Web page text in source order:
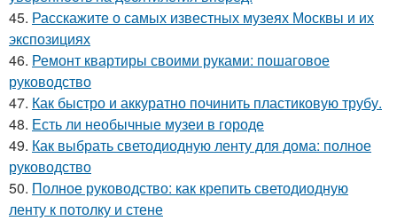
45. Расскажите о самых известных музеях Москвы и их
экспозициях
46. Ремонт квартиры своими руками: пошаговое
руководство
47. Как быстро и аккуратно починить пластиковую трубу.
48. Есть ли необычные музеи в городе
49. Как выбрать светодиодную ленту для дома: полное
руководство
50. Полное руководство: как крепить светодиодную
ленту к потолку и стене